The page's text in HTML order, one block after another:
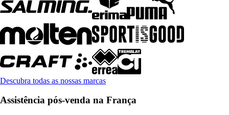
Descubra todas as nossas marcas
Assistência pós-venda na França